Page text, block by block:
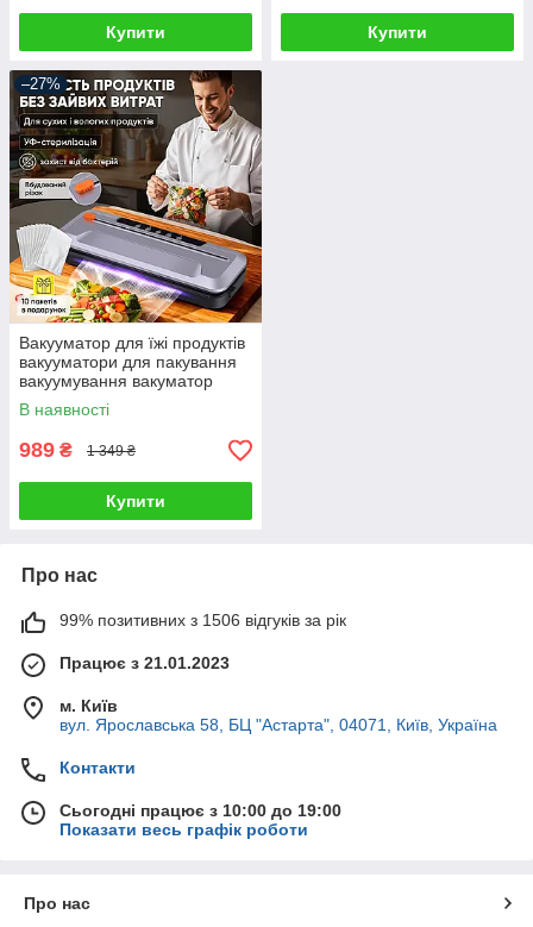
Купити Купити
–27%
Вакууматор для їжі продуктів
вакууматори для пакування
вакуумування вакуматор
потужний вакуумний
пакувальник
В наявності
989 ₴ 1 349 ₴
Купити
Про нас
99% позитивних з 1506 відгуків за рік
Працює з 21.01.2023
м. Київ
вул. Ярославська 58, БЦ "Астарта", 04071, Київ, Україна
Контакти
Сьогодні працює з 10:00 до 19:00
Показати весь графік роботи
Про нас